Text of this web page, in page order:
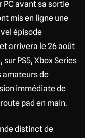
PC avant sa sortie
mis en ligne une
épisode
arrivera le 26 août
PS5, Xbox Series
amateurs de
immédiate de
pad en main.
distinct de